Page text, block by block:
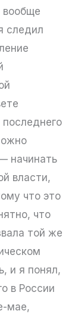
вообще
следил
начинать
власти,
что это
что
той же
и я понял,
в России
мае,